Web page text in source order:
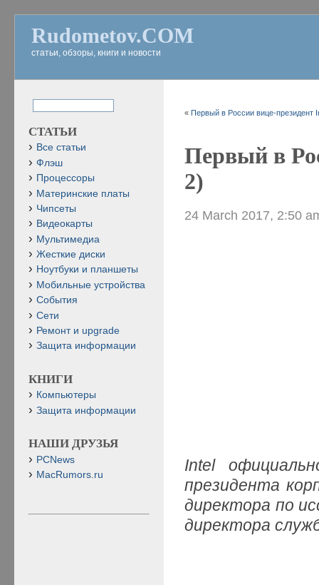
Rudometov.COM
статьи, обзоры, книги и новости
«Первый в России вице-президент
Первый в
2)
24 March 2017, 2:50
Intel
президента
директора по
директора
СТАТЬИ
Все статьи
Флэш
Процессоры
Материнские платы
Чипсеты
Видеокарты
Мультимедиа
Жесткие диски
Ноутбуки и планшеты
Мобильные устройства
События
Сети
Ремонт и upgrade
Защита информации
КНИГИ
Компьютеры
Защита информации
НАШИ ДРУЗЬЯ
PCNews
MacRumors.ru